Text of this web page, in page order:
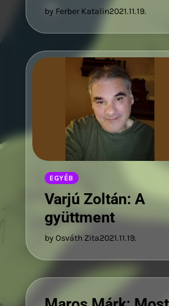
by Ferber Katalin2021.11.19.
EGYÉB
Varjú Zoltán: A
gyüttment
by Osváth Zita2021.11.19.